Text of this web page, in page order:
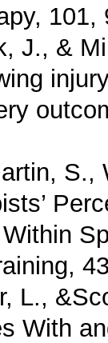
101,
J., &
S.,
L.,
With